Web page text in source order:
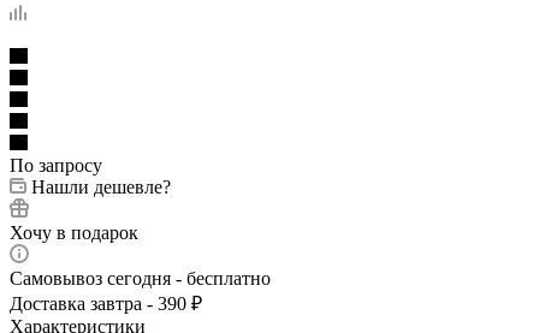
По запросу
Нашли дешевле?
Хочу в подарок
Самовывоз сегодня - бесплатно
Доставка завтра - 390 ₽
Характеристики